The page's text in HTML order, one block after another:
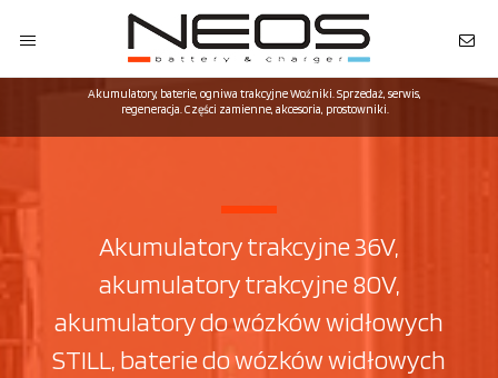
Akumulatory, baterie, ogniwa trakcyjne Woźniki. Sprzedaż, serwis,
regeneracja. Części zamienne, akcesoria, prostowniki.
Akumulatory trakcyjne 36V,
akumulatory trakcyjne 80V,
akumulatory do wózków widłowych
STILL, baterie do wózków widłowych